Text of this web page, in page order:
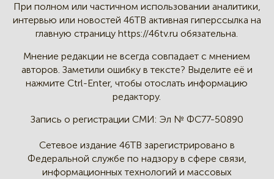
При полном или частичном использовании аналитики,
интервью или новостей 46TB активная гиперссылка на
главную страницу https://46tv.ru обязательна.
Мнение редакции не всегда совпадает с мнением
авторов. Заметили ошибку в тексте? Выделите её и
нажмите Ctrl-Enter, чтобы отослать информацию
редактору.
Запись о регистрации СМИ: Эл № ФС77-50890
Сетевое издание 46ТВ зарегистрировано в
Федеральной службе по надзору в сфере связи,
информационных технологий и массовых